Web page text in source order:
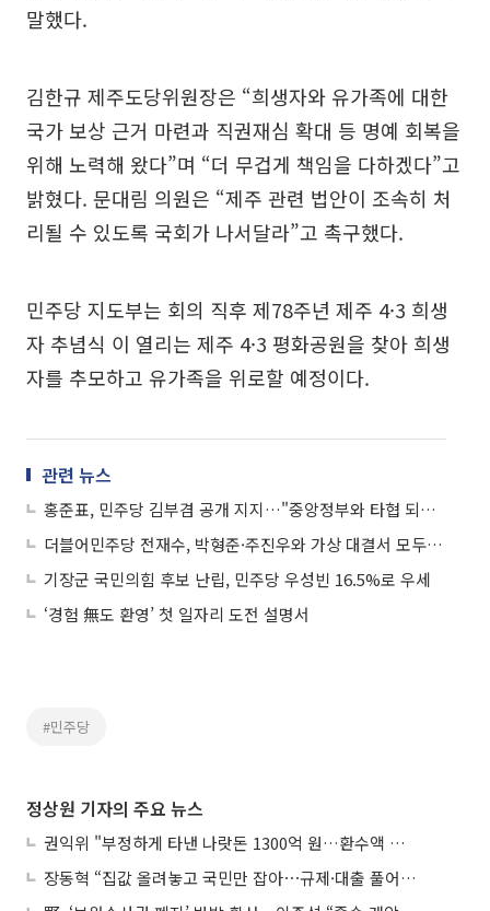
말했다.
김한규 제주도당위원장은 “희생자와 유가족에 대한
국가 보상 근거 마련과 직권재심 확대 등 명예 회복을
위해 노력해 왔다”며 “더 무겁게 책임을 다하겠다”고
밝혔다. 문대림 의원은 “제주 관련 법안이 조속히 처
리될 수 있도록 국회가 나서달라”고 촉구했다.
민주당 지도부는 회의 직후 제78주년 제주 4·3 희생
자 추념식 이 열리는 제주 4·3 평화공원을 찾아 희생
자를 추모하고 유가족을 위로할 예정이다.
관련 뉴스
홍준표, 민주당 김부겸 공개 지지…"중앙정부와 타협 되는 사람 됐으면"
더블어민주당 전재수, 박형준·주진우와 가상 대결서 모두 압도적 우세
기장군 국민의힘 후보 난립, 민주당 우성빈 16.5%로 우세
‘경험 無도 환영’ 첫 일자리 도전 설명서
#민주당
정상원 기자의 주요 뉴스
권익위 "부정하게 타낸 나랏돈 1300억 원…환수액 역대 최대"
장동혁 “집값 올려놓고 국민만 잡아⋯규제·대출 풀어야”